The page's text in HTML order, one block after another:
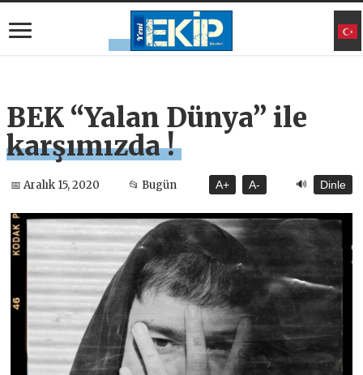
BEK “Yalan Dünya” ile
karşımızda !
📅 Aralık 15, 2020 📂 Bugün A+ A- 🔊 Dinle